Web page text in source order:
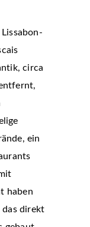
circa
ein
haben
das direkt